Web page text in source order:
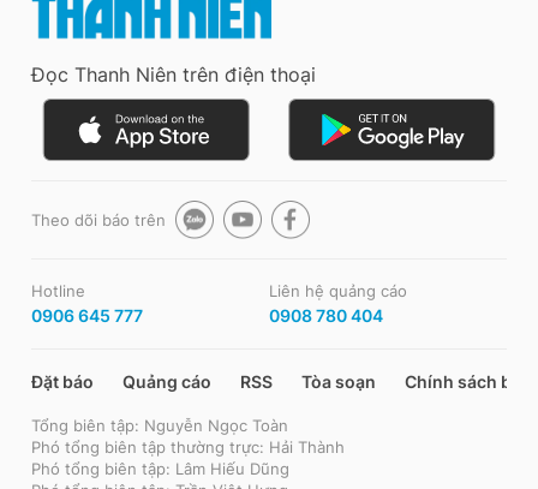
Đọc Thanh Niên trên điện thoại
Theo dõi báo trên
Hotline
0906 645 777
Liên hệ quảng cáo
0908 780 404
Đặt báo Quảng cáo RSS Tòa soạn Chính sách bảo
Tổng biên tập: Nguyễn Ngọc Toàn
Phó tổng biên tập thường trực: Hải Thành
Phó tổng biên tập: Lâm Hiếu Dũng